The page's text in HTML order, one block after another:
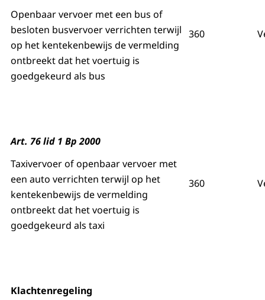
Openbaar vervoer met een bus of
besloten busvervoer verrichten terwijl
op het kentekenbewijs de vermelding
ontbreekt dat het voertuig is
goedgekeurd als bus
360
Art. 76 lid 1 Bp 2000
Taxivervoer of openbaar vervoer met
een auto verrichten terwijl op het
kentekenbewijs de vermelding
ontbreekt dat het voertuig is
goedgekeurd als taxi
360
Klachtenregeling